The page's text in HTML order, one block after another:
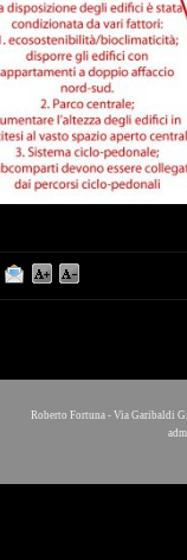
Roberto Fortuna - Via Garibaldi